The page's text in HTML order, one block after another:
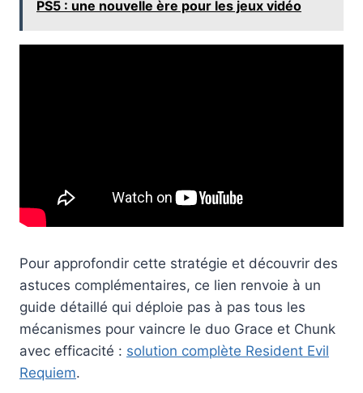
PS5 : une nouvelle ère pour les jeux vidéo
Pour approfondir cette stratégie et découvrir des
astuces complémentaires, ce lien renvoie à un
guide détaillé qui déploie pas à pas tous les
mécanismes pour vaincre le duo Grace et Chunk
avec efficacité : solution complète Resident Evil
Requiem.